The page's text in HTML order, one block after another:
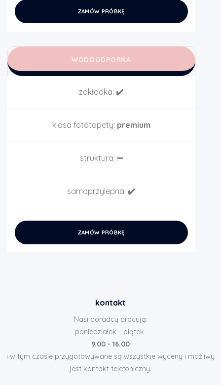
ZAMÓW PRÓBKĘ
WODOODPORNA
zakładka: ✔️
klasa fototapety: premium
struktura: ➖
samoprzylepna: ✔️
ZAMÓW PRÓBKĘ
kontakt
Nasi doradcy pracują:
poniedziałek - piątek
9.00 - 16.00
i w tym czasie przygotowywane są wszystkie wyceny i możliwy
jest kontakt telefoniczny.